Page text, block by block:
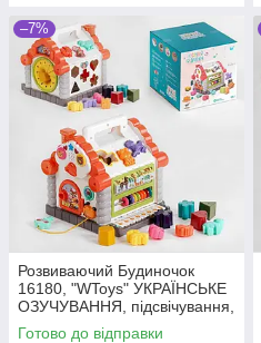
–7%
Розвиваючий Будиночок
16180, "WToys" УКРАЇНСЬКЕ
ОЗУЧУВАННЯ, підсвічування,
звуки, 8 пісень, сортер
Готово до відправки